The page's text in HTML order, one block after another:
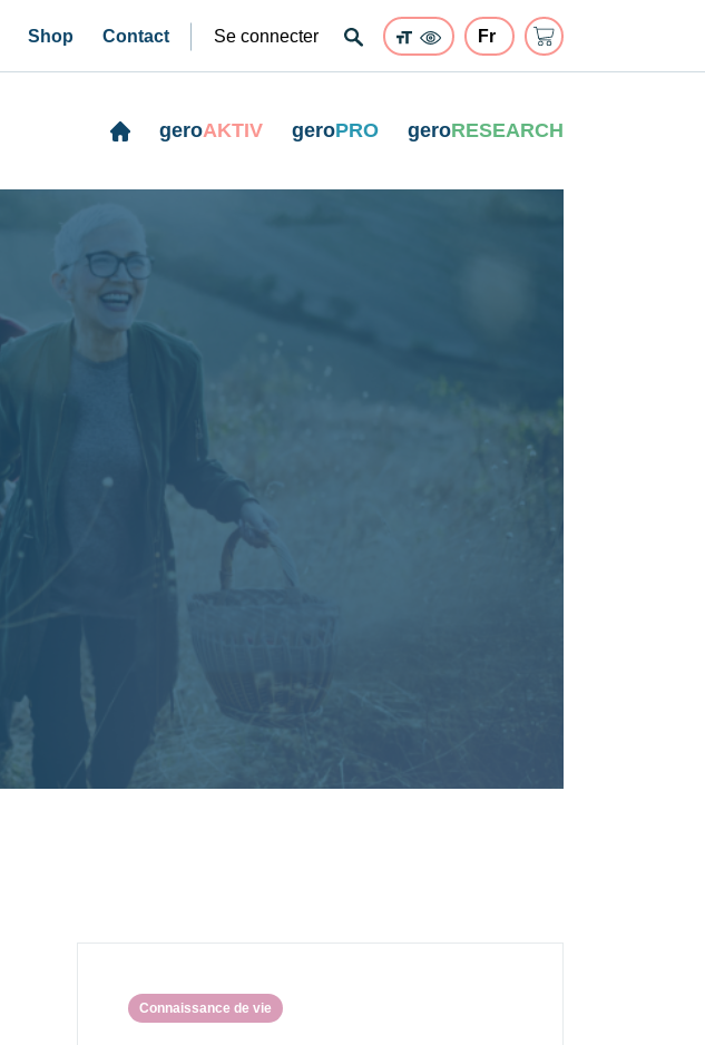
Shop Contact Se connecter
geroAKTIV geroPRO geroRESEARCH
Connaissance de vie